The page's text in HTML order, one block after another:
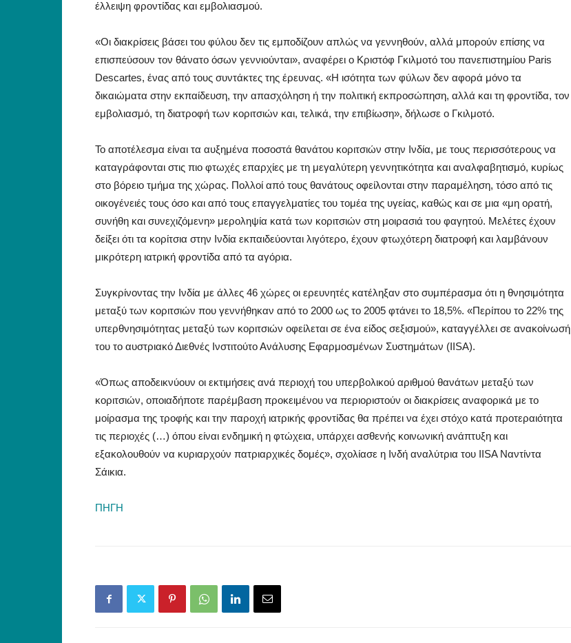
έλλειψη φροντίδας και εμβολιασμού.
«Οι διακρίσεις βάσει του φύλου δεν τις εμποδίζουν απλώς να γεννηθούν, αλλά μπορούν επίσης να
επισπεύσουν τον θάνατο όσων γεννιούνται», αναφέρει ο Κριστόφ Γκιλμοτό του πανεπιστημίου Paris
Descartes, ένας από τους συντάκτες της έρευνας. «Η ισότητα των φύλων δεν αφορά μόνο τα
δικαιώματα στην εκπαίδευση, την απασχόληση ή την πολιτική εκπροσώπηση, αλλά και τη φροντίδα, τον
εμβολιασμό, τη διατροφή των κοριτσιών και, τελικά, την επιβίωση», δήλωσε ο Γκιλμοτό.
Το αποτέλεσμα είναι τα αυξημένα ποσοστά θανάτου κοριτσιών στην Ινδία, με τους περισσότερους να
καταγράφονται στις πιο φτωχές επαρχίες με τη μεγαλύτερη γεννητικότητα και αναλφαβητισμό, κυρίως
στο βόρειο τμήμα της χώρας. Πολλοί από τους θανάτους οφείλονται στην παραμέληση, τόσο από τις
οικογένειές τους όσο και από τους επαγγελματίες του τομέα της υγείας, καθώς και σε μια «μη ορατή,
συνήθη και συνεχιζόμενη» μεροληψία κατά των κοριτσιών στη μοιρασιά του φαγητού. Μελέτες έχουν
δείξει ότι τα κορίτσια στην Ινδία εκπαιδεύονται λιγότερο, έχουν φτωχότερη διατροφή και λαμβάνουν
μικρότερη ιατρική φροντίδα από τα αγόρια.
Συγκρίνοντας την Ινδία με άλλες 46 χώρες οι ερευνητές κατέληξαν στο συμπέρασμα ότι η θνησιμότητα
μεταξύ των κοριτσιών που γεννήθηκαν από το 2000 ως το 2005 φτάνει το 18,5%. «Περίπου το 22% της
υπερθνησιμότητας μεταξύ των κοριτσιών οφείλεται σε ένα είδος σεξισμού», καταγγέλλει σε ανακοίνωσή
του το αυστριακό Διεθνές Ινστιτούτο Ανάλυσης Εφαρμοσμένων Συστημάτων (IISA).
«Όπως αποδεικνύουν οι εκτιμήσεις ανά περιοχή του υπερβολικού αριθμού θανάτων μεταξύ των
κοριτσιών, οποιαδήποτε παρέμβαση προκειμένου να περιοριστούν οι διακρίσεις αναφορικά με το
μοίρασμα της τροφής και την παροχή ιατρικής φροντίδας θα πρέπει να έχει στόχο κατά προτεραιότητα
τις περιοχές (…) όπου είναι ενδημική η φτώχεια, υπάρχει ασθενής κοινωνική ανάπτυξη και
εξακολουθούν να κυριαρχούν πατριαρχικές δομές», σχολίασε η Ινδή αναλύτρια του IISA Ναντίντα
Σάικια.
ΠΗΓΗ